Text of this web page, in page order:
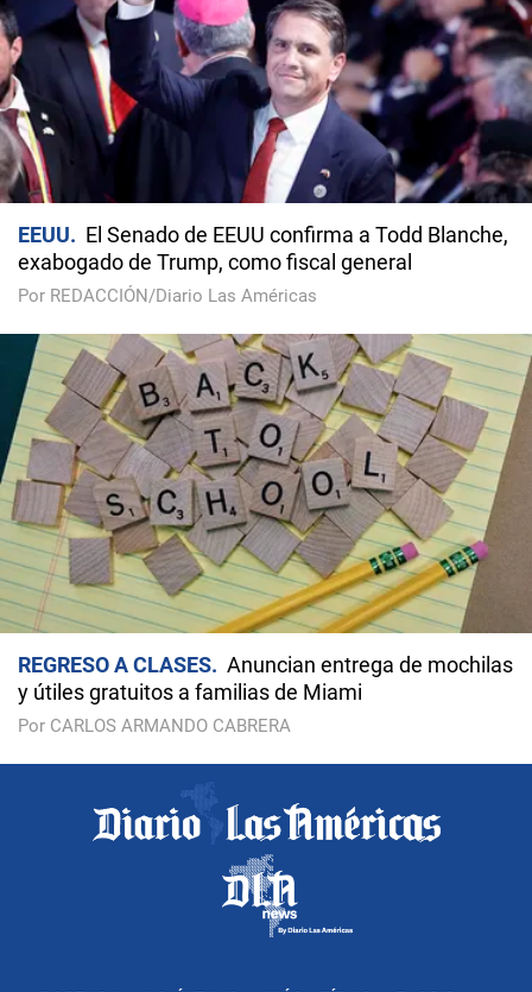
EEUU
El Senado de EEUU confirma a Todd Blanche,
exabogado de Trump, como fiscal general
Por REDACCIÓN/Diario Las Américas
REGRESO A CLASES
Anuncian entrega de mochilas
y útiles gratuitos a familias de Miami
Por CARLOS ARMANDO CABRERA